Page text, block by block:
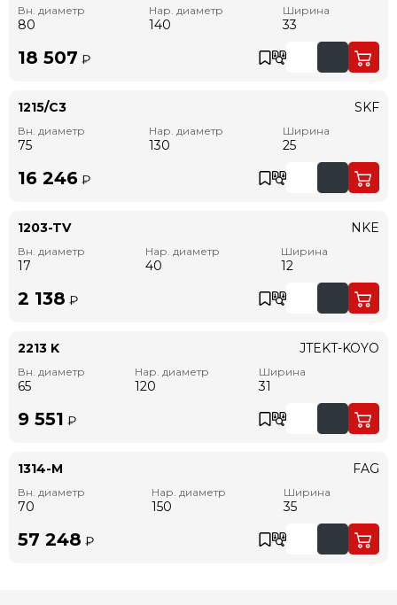
Вн. диаметр
80
Нар. диаметр
140
Ширина
33
18 507 ₽
1215/C3
Вн. диаметр
75
Нар. диаметр
130
Ширина
25
SKF
16 246 ₽
1203-TV
Вн. диаметр
17
Нар. диаметр
40
Ширина
12
NKE
2 138 ₽
2213 K
Вн. диаметр
65
Нар. диаметр
120
Ширина
31
JTEKT-KOYO
9 551 ₽
1314-M
Вн. диаметр
70
Нар. диаметр
150
Ширина
35
FAG
57 248 ₽